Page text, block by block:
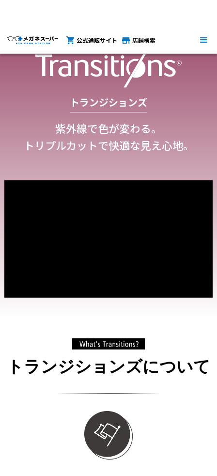
公式通販サイト 店舗検索
トランジションズ
紫外線で色が変わる。
トリプルカットで快適な見え心地。
トランジションズについて